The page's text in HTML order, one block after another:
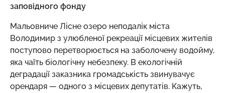
заповідного фонду
Мальовниче Лісне озеро неподалік міста
Володимир з улюбленої рекреації місцевих жителів
поступово перетворюється на заболочену водойму,
яка чаїть біологічну небезпеку. В екологічній
деградації заказника громадськість звинувачує
орендаря — одного з місцевих депутатів. Кажуть,